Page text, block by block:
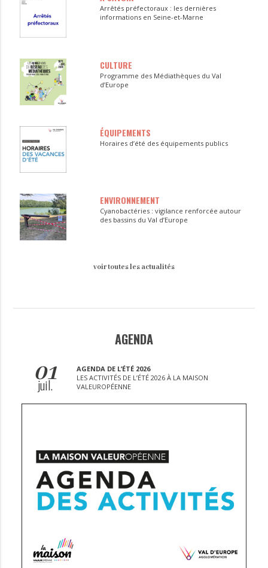
Arrêtés préfectoraux : les dernières
informations en Seine-et-Marne
CULTURE
Programme des Médiathèques du Val
d’Europe
ÉQUIPEMENTS
Horaires d’été des équipements publics
ENVIRONNEMENT
Cyanobactéries : vigilance renforcée autour
des bassins du Val d’Europe
voir toutes les actualités
AGENDA
01
juil.
AGENDA DE L’ÉTÉ 2026
LES ACTIVITÉS DE L’ÉTÉ 2026 À LA MAISON
VALEUROPÉENNE